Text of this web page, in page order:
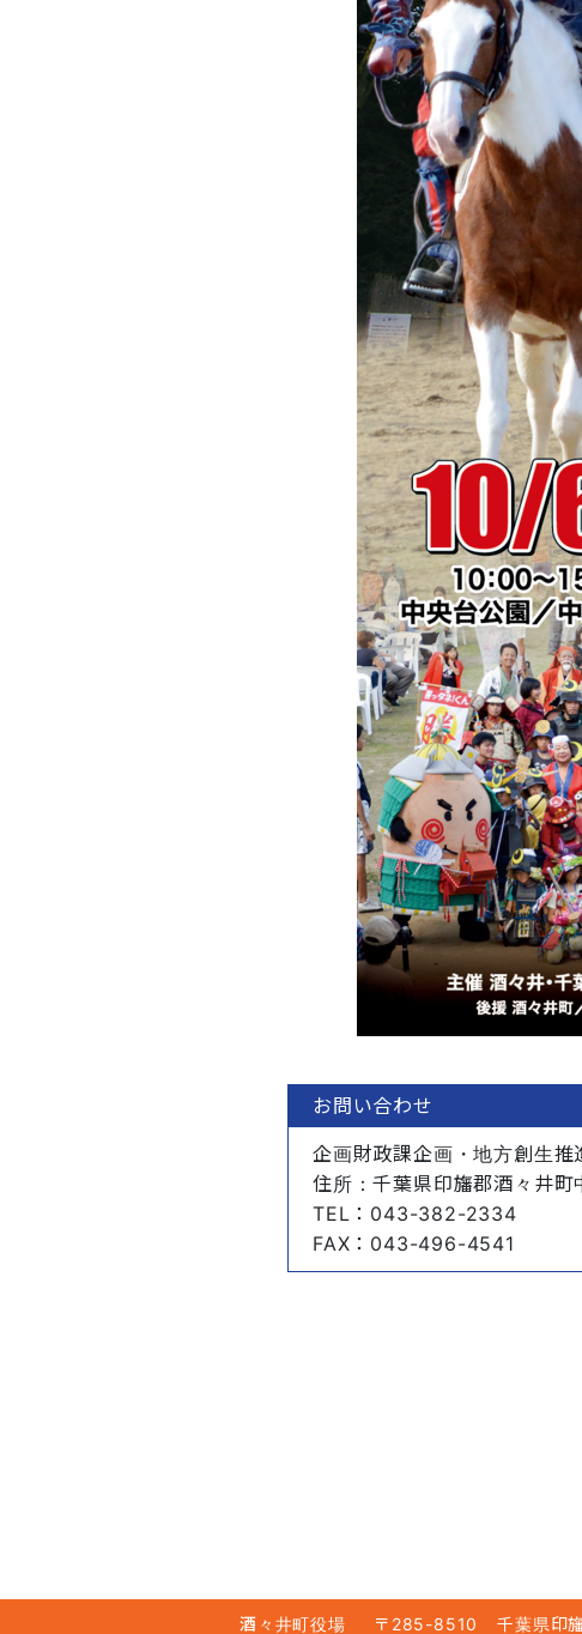
お問い合わせ
企画財政課企画・地方創生推
住所 ：千葉県印旛郡酒々井
TEL ：043-382-2334
FAX ：043-496-4541
酒々井町役場 〒285-8510 千葉県印